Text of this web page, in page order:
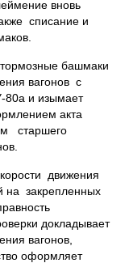
вновь
списание и
башмаки
вагонов с
и изымает
акта
старшего
движения
на закрепленных
докладывает
вагонов,
оформляет